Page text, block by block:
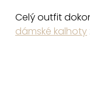
Celý outfit
dámské kalhoty